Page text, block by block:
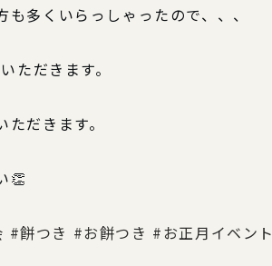
多くいらっしゃったので、、、
ただきます。
だきます。
👏
#餅つき #お餅つき #お正月イベント